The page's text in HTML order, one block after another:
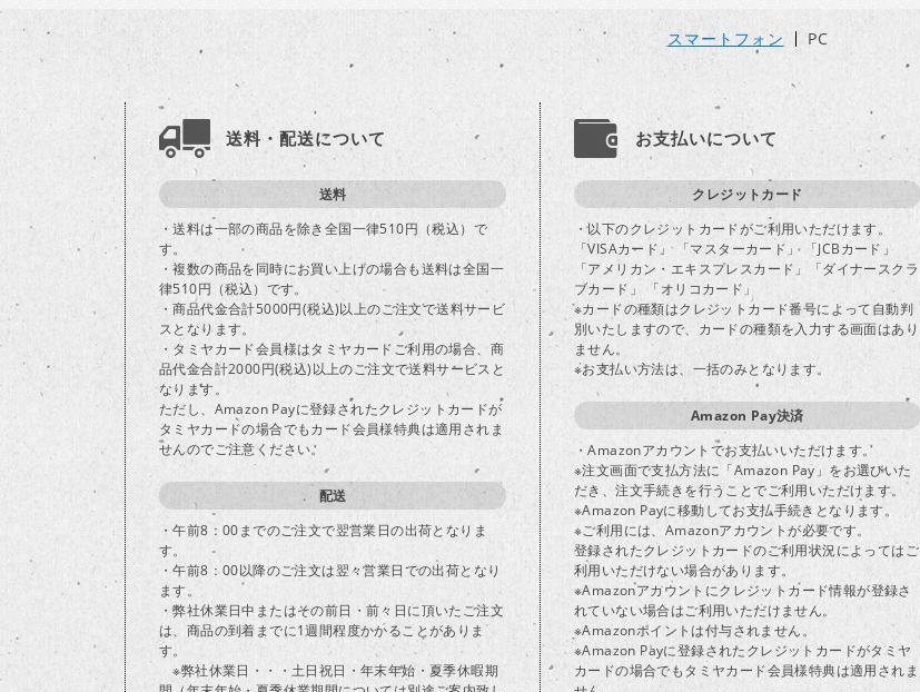
スマートフォン PC
送料・配送について
送料
・送料は一部の商品を除き全国一律510円（税込）で
す。
・複数の商品を同時にお買い上げの場合も送料は全国一
律510円（税込）です。
・商品代金合計5000円(税込)以上のご注文で送料サービ
スとなります。
・タミヤカード会員様はタミヤカードご利用の場合、商
品代金合計2000円(税込)以上のご注文で送料サービスと
なります。
ただし、Amazon Payに登録されたクレジットカードが
タミヤカードの場合でもカード会員様特典は適用されま
せんのでご注意ください。
配送
・午前8：00までのご注文で翌営業日の出荷となりま
す。
・午前8：00以降のご注文は翌々営業日での出荷となり
ます。
・弊社休業日中またはその前日・前々日に頂いたご注文
は、商品の到着までに1週間程度かかることがありま
す。
※弊社休業日・・・土日祝日・年末年始・夏季休暇期
お支払いについて
クレジットカード
・以下のクレジットカードがご利用いただけます。
「VISAカード」 「マスターカード」 「JCBカード」
「アメリカン・エキスプレスカード」「ダイナースクラ
ブカード」 「オリコカード」
※カードの種類はクレジットカード番号によって自動判
別いたしますので、カードの種類を入力する画面はあり
ません。
※お支払い方法は、一括のみとなります。
Amazon Pay決済
・Amazonアカウントでお支払いいただけます。
※注文画面で支払方法に「Amazon Pay」をお選びいた
だき、注文手続きを行うことでご利用いただけます。
※Amazon Payに移動してお支払手続きとなります。
※ご利用には、Amazonアカウントが必要です。
登録されたクレジットカードのご利用状況によってはご
利用いただけない場合があります。
※Amazonアカウントにクレジットカード情報が登録さ
れていない場合はご利用いただけません。
※Amazonポイントは付与されません。
※Amazon Payに登録されたクレジットカードがタミヤ
カードの場合でもタミヤカード会員様特典は適用されま